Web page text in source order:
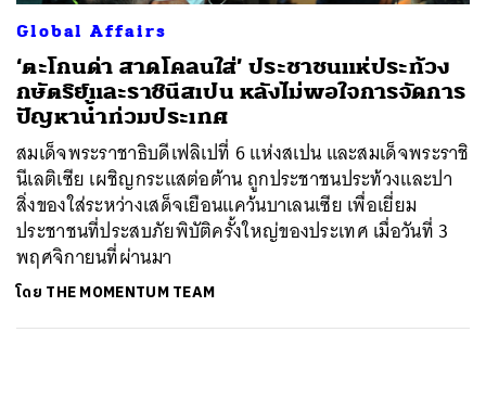
Global Affairs
‘ตะโกนด่า สาดโคลนใส่’ ประชาชนแห่ประท้วง
กษัตริย์และราชินีสเปน หลังไม่พอใจการจัดการ
ปัญหาน้ำท่วมประเทศ
สมเด็จพระราชาธิบดีเฟลิเปที่ 6 แห่งสเปน และสมเด็จพระราชิ
นีเลติเซีย เผชิญกระแสต่อต้าน ถูกประชาชนประท้วงและปา
สิ่งของใส่ระหว่างเสด็จเยือนแคว้นบาเลนเซีย เพื่อเยี่ยม
ประชาชนที่ประสบภัยพิบัติครั้งใหญ่ของประเทศ เมื่อวันที่ 3
พฤศจิกายนที่ผ่านมา
โดย THE MOMENTUM TEAM
SHARE